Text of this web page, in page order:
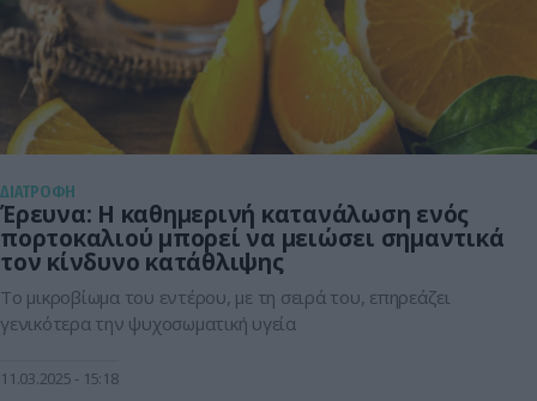
ΔΙΑΤΡΟΦΗ
Έρευνα: Η καθημερινή κατανάλωση ενός
πορτοκαλιού μπορεί να μειώσει σημαντικά
τον κίνδυνο κατάθλιψης
Το μικροβίωμα του εντέρου, με τη σειρά του, επηρεάζει
γενικότερα την ψυχοσωματική υγεία
11.03.2025 15:18